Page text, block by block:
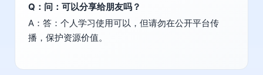
Q：问：可以分享给朋友吗？
A：答：个人学习使用可以，但请勿在公开平台传
播，保护资源价值。